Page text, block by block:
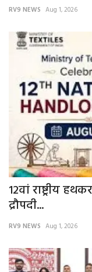
RV9 NEWS Aug 1, 2026
12वां राष्ट्रीय
द्रौपदी...
RV9 NEWS Aug 1, 2026